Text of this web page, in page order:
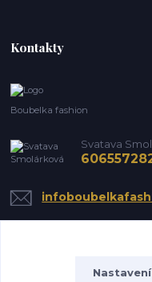
Kontakty
Boubelka fashion
Svatava
Nastavení